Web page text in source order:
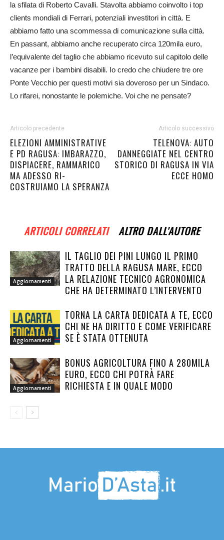
la sfilata di Roberto Cavalli. Stavolta abbiamo coinvolto i top
clients mondiali di Ferrari, potenziali investitori in città. E
abbiamo fatto una scommessa di comunicazione sulla città.
En passant, abbiamo anche recuperato circa 120mila euro,
l’equivalente del taglio che abbiamo ricevuto sul capitolo delle
vacanze per i bambini disabili. Io credo che chiudere tre ore
Ponte Vecchio per questi motivi sia doveroso per un Sindaco.
Lo rifarei, nonostante le polemiche. Voi che ne pensate?
Articolo precedente
ELEZIONI AMMINISTRATIVE
E PD RAGUSA: IMBARAZZO,
DISPIACERE, RAMMARICO
MA ADESSO RI-
COSTRUIAMO LA SPERANZA
Articolo successivo
TELENOVA: AUTO
DANNEGGIATE NEL CENTRO
STORICO DI RAGUSA IN VIA
ECCE HOMO
ARTICOLI CORRELATI ALTRO DALL'AUTORE
Aggiornamenti
IL TAGLIO DEI PINI LUNGO IL PRIMO
TRATTO DELLA RAGUSA MARE, ECCO
LA RELAZIONE TECNICO AGRONOMICA
CHE HA DETERMINATO L’INTERVENTO
Aggiornamenti
TORNA LA CARTA DEDICATA A TE, ECCO
CHI NE HA DIRITTO E COME VERIFICARE
SE È STATA OTTENUTA
Aggiornamenti
BONUS AGRICOLTURA FINO A 280MILA
EURO, ECCO CHI POTRÀ FARE
RICHIESTA E IN QUALE MODO